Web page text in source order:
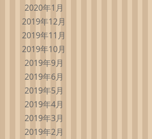
2020年1月
2019年12月
2019年11月
2019年10月
2019年9月
2019年6月
2019年5月
2019年4月
2019年3月
2019年2月